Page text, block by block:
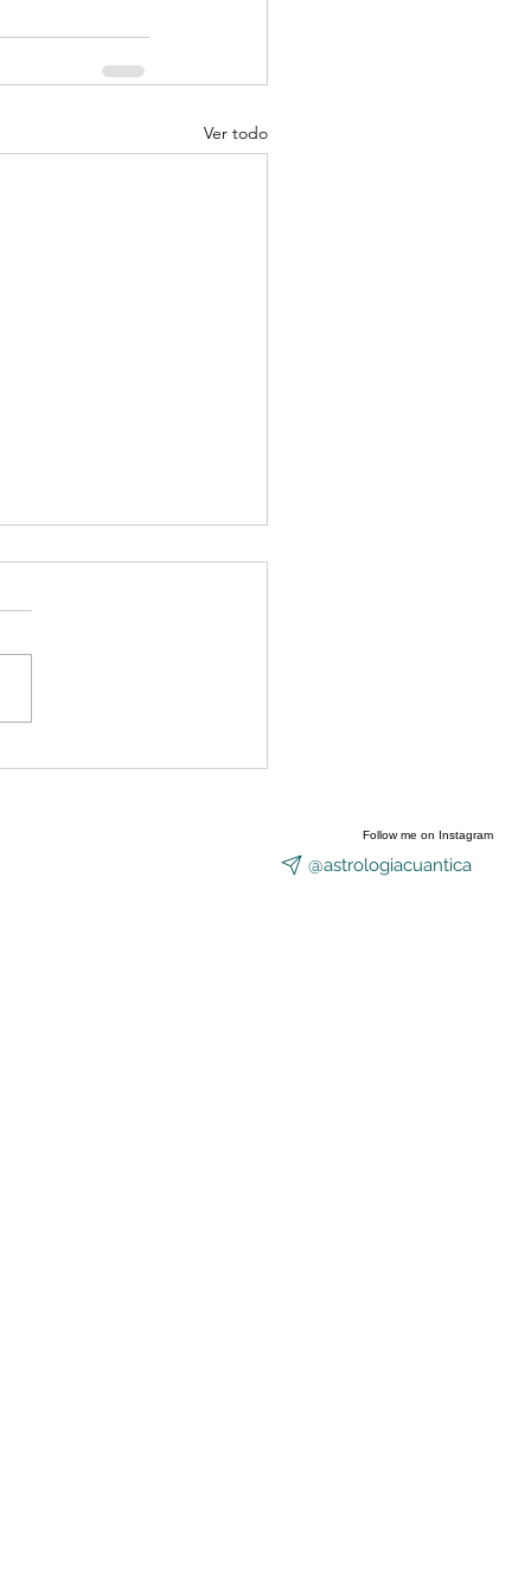
Ver todo
Follow me on Instagram
@astrologiacuantica